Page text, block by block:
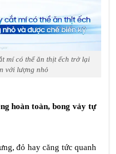
mí có thể ăn thịt ếch trở lại
với lượng nhỏ
hoàn toàn, bong vảy tự
đỏ hay căng tức quanh